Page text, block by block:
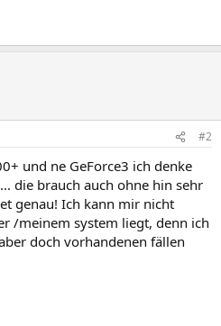
#2
und ne GeForce3 ich denke
die brauch auch ohne hin sehr
genau! Ich kann mir nicht
/meinem system liegt, denn ich
doch vorhandenen fällen